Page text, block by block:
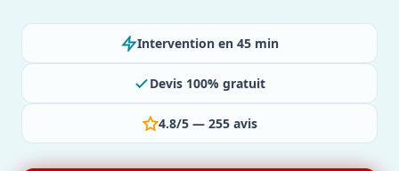
Intervention en 45 min
Devis 100% gratuit
4.8/5 — 255 avis